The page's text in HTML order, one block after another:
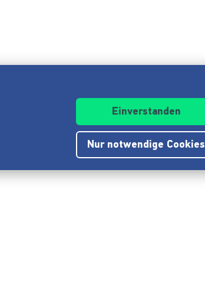
Einverstanden
Nur notwendige Cookies